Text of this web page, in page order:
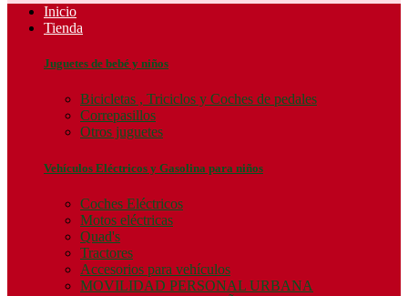
Inicio
Tienda
Juguetes de bebé y niños
Bicicletas , Triciclos y Coches de pedales
Correpasillos
Otros juguetes
Vehículos Eléctricos y Gasolina para niños
Coches Eléctricos
Motos eléctricas
Quad's
Tractores
Accesorios para vehículos
MOVILIDAD PERSONAL URBANA